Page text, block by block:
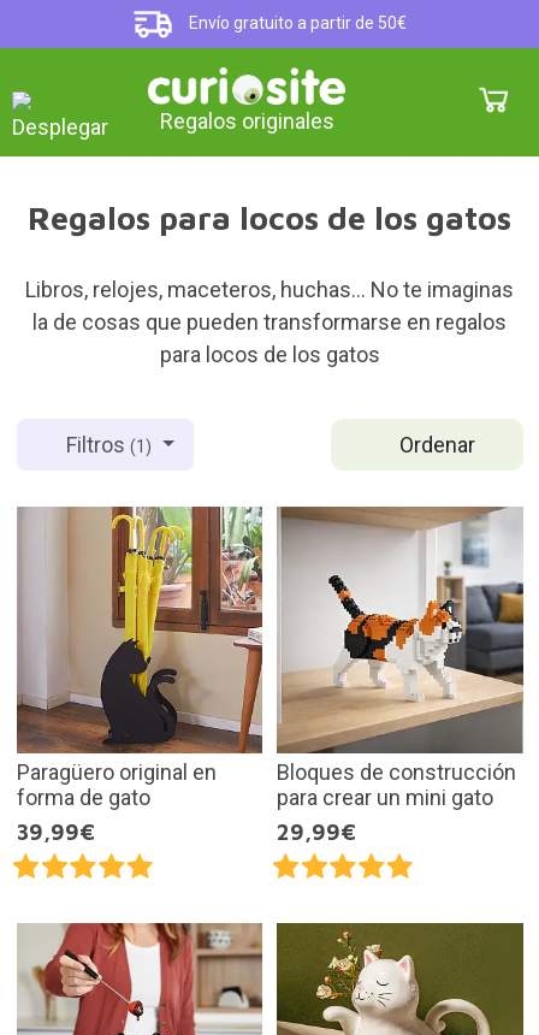
Envío gratuito a partir de 50€
Regalos originales
Regalos para locos de los gatos
Libros, relojes, maceteros, huchas... No te imaginas
la de cosas que pueden transformarse en regalos
para locos de los gatos
Ordenar
Filtros(1)
Paragüero original en
forma de gato
39,99€
Bloques de construcción
para crear un mini gato
29,99€